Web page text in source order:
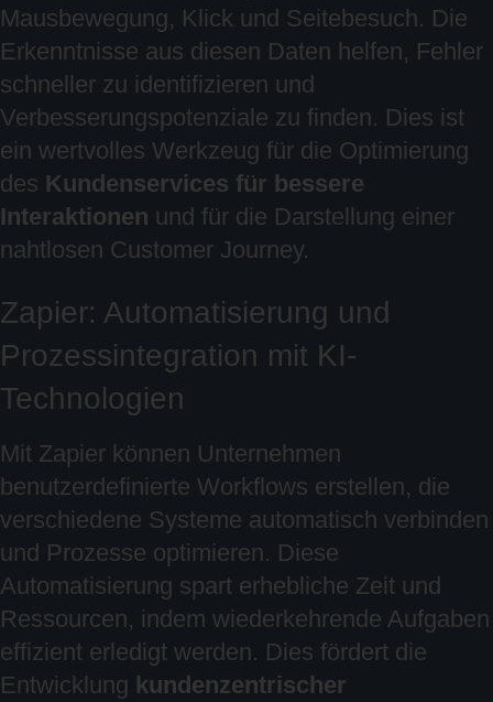
Mausbewegung, Klick und Seitebesuch. Die
Erkenntnisse aus diesen Daten helfen, Fehler
schneller zu identifizieren und
Verbesserungspotenziale zu finden. Dies ist
ein wertvolles Werkzeug für die Optimierung
des Kundenservices für bessere
Interaktionen und für die Darstellung einer
nahtlosen Customer Journey.
Zapier: Automatisierung und
Prozessintegration mit KI-
Technologien
Mit Zapier können Unternehmen
benutzerdefinierte Workflows erstellen, die
verschiedene Systeme automatisch verbinden
und Prozesse optimieren. Diese
Automatisierung spart erhebliche Zeit und
Ressourcen, indem wiederkehrende Aufgaben
effizient erledigt werden. Dies fördert die
Entwicklung kundenzentrischer